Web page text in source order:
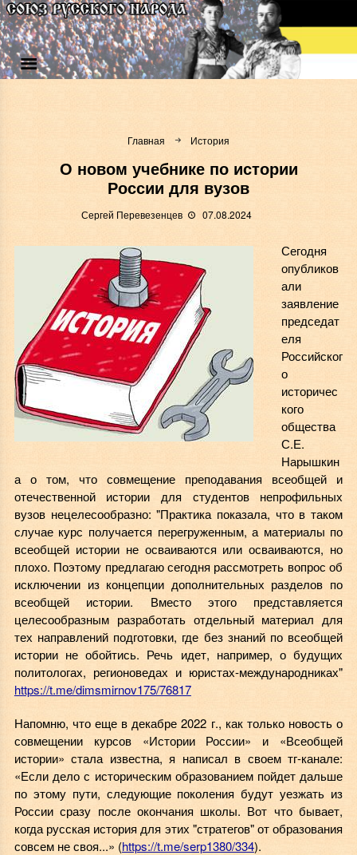
Главная История
О новом учебнике по истории
России для вузов
Сергей Перевезенцев 07.08.2024
Сегодня
опубликов
али
заявление
председат
еля
Российског
о
историчес
кого
общества
С.Е.
Нарышкин
а о том, что совмещение преподавания всеобщей и
отечественной истории для студентов непрофильных
вузов нецелесообразно: "Практика показала, что в таком
случае курс получается перегруженным, а материалы по
всеобщей истории не осваиваются или осваиваются, но
плохо. Поэтому предлагаю сегодня рассмотреть вопрос об
исключении из концепции дополнительных разделов по
всеобщей истории. Вместо этого представляется
целесообразным разработать отдельный материал для
тех направлений подготовки, где без знаний по всеобщей
истории не обойтись. Речь идет, например, о будущих
политологах, регионоведах и юристах-международниках"
https://t.me/dimsmirnov175/76817
Напомню, что еще в декабре 2022 г., как только новость о
совмещении курсов «Истории России» и «Всеобщей
истории» стала известна, я написал в своем тг-канале:
«Если дело с историческим образованием пойдет дальше
по этому пути, следующие поколения будут уезжать из
России сразу после окончания школы. Вот что бывает,
когда русская история для этих "стратегов" от образования
совсем не своя...» (https://t.me/serp1380/334).